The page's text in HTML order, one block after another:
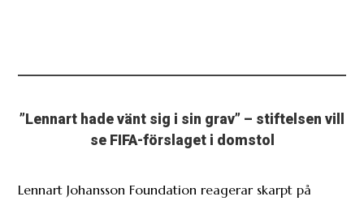
”Lennart hade vänt sig i sin grav” – stiftelsen vill
se FIFA-förslaget i domstol
Lennart Johansson Foundation reagerar skarpt på